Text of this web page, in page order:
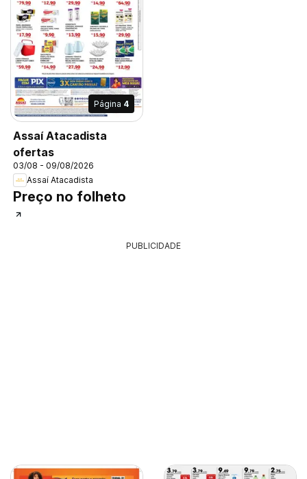
Página 4
Assaí Atacadista
ofertas
03/08 - 09/08/2026
Assaí Atacadista
Preço no folheto
PUBLICIDADE